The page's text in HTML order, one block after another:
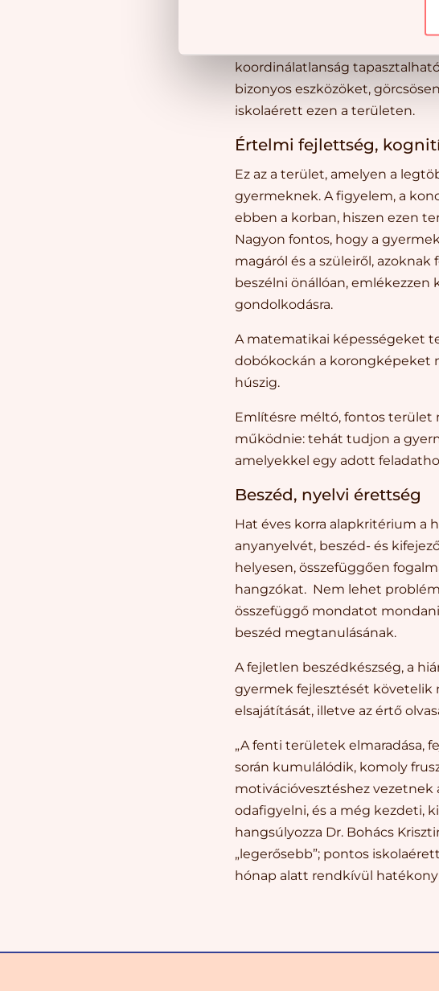
jól irányítható kéz előfeltétele
koordinálatlanság
bizonyos eszközöket,
iskolaérett ezen a területen.
Értelmi fejlettség,
Ez az a terület, amelyen a
gyermeknek. A figyelem, a
ebben a korban, hiszen ezen
Nagyon fontos, hogy a
magáról és a szüleiről,
beszélni önállóan, emlékezzen
gondolkodásra.
A matematikai képességeket
dobókockán a korongképeket
húszig.
Említésre méltó, fontos terület
működnie: tehát tudjon a
amelyekkel egy adott
Beszéd, nyelvi érettség
Hat éves korra alapkritérium a
anyanyelvét, beszéd- és
helyesen, összefüggően
hangzókat. Nem lehet
összefüggő mondatot
beszéd megtanulásának.
A fejletlen beszédkészség, a
gyermek fejlesztését követelik
elsajátítását, illetve az értő
„A fenti területek elmaradása,
során kumulálódik, komoly
motivációvesztéshez vezetnek
odafigyelni, és a még kezdeti,
hangsúlyozza Dr. Bohács
„legerősebb”; pontos
hónap alatt rendkívül